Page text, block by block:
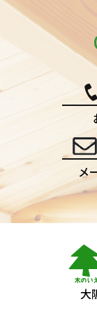
メ
大